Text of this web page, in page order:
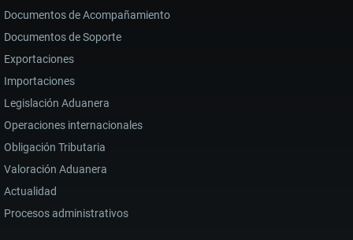
Documentos de Acompañamiento
Documentos de Soporte
Exportaciones
Importaciones
Legislación Aduanera
Operaciones internacionales
Obligación Tributaria
Valoración Aduanera
Actualidad
Procesos administrativos